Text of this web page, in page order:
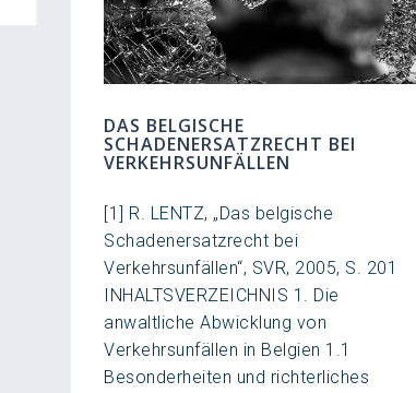
DAS BELGISCHE
SCHADENERSATZRECHT BEI
VERKEHRSUNFÄLLEN
[1] R. LENTZ, „Das belgische
Schadenersatzrecht bei
Verkehrsunfällen“, SVR, 2005, S. 201
INHALTSVERZEICHNIS 1. Die
anwaltliche Abwicklung von
Verkehrsunfällen in Belgien 1.1
Besonderheiten und richterliches